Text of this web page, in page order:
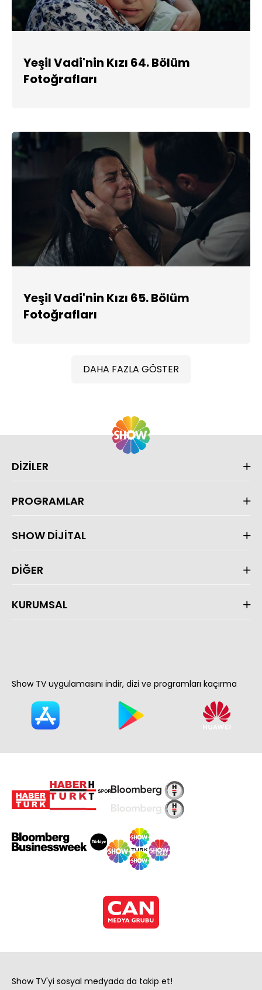
Yeşil Vadi'nin Kızı 64. Bölüm
Fotoğrafları
Yeşil Vadi'nin Kızı 65. Bölüm
Fotoğrafları
DAHA FAZLA GÖSTER
DİZİLER
PROGRAMLAR
SHOW DİJİTAL
DİĞER
KURUMSAL
Show TV uygulamasını indir, dizi ve programları kaçırma
Show TV'yi sosyal medyada da takip et!